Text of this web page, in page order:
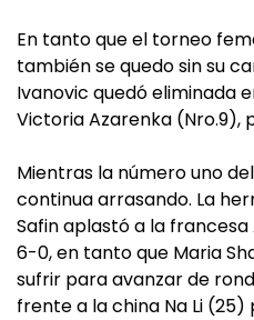
En tanto que el torneo
también se quedo sin su
Ivanovic quedó eliminada
Victoria Azarenka (Nro.9),
Mientras la número uno
continua arrasando. La
Safin aplastó a la francesa
6-0, en tanto que Maria
sufrir para avanzar de
frente a la china Na Li